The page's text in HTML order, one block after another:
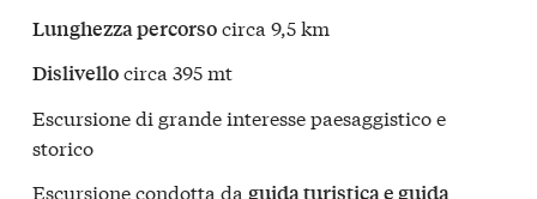
Lunghezza percorsocirca 9,5 km
Dislivellocirca 395 mt
Escursione di grande interesse paesaggistico e
storico
Escursione condotta da guida turistica e guida